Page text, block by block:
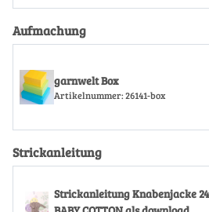
Aufmachung
garnwelt Box
Artikelnummer: 26141-box
Strickanleitung
Strickanleitung Knabenjacke